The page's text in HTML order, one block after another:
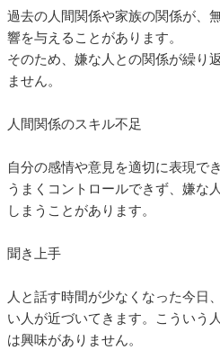
過去の人間関係や家族の関係が、
響を与えることがあります。
そのため、嫌な人との関係が繰り
ません。
人間関係のスキル不足
自分の感情や意見を適切に表現で
うまくコントロールできず、嫌な
しまうことがあります。
聞き上手
人と話す時間が少なくなった今日
い人が近づいてきます。こういう
は興味がありません。